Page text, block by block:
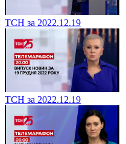
ТСН за 2022.12.19
ТСН за 2022.12.19